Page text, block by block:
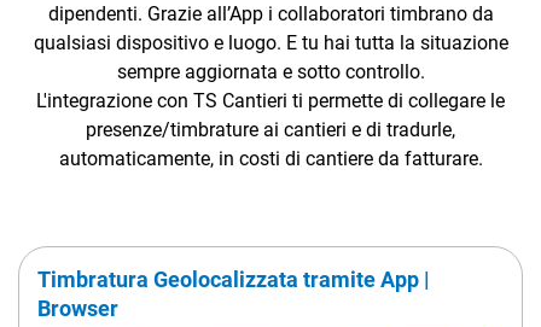
CRM
Ecommerce
Email Marketing
Fatturazione
HR
Trust Services
dipendenti. Grazie all’App i collaboratori timbrano da
qualsiasi dispositivo e luogo. E tu hai tutta la situazione
sempre aggiornata e sotto controllo.
L'integrazione con TS Cantieri ti permette di collegare le
presenze/timbrature ai cantieri e di tradurle,
automaticamente, in costi di cantiere da fatturare.
Timbratura Geolocalizzata tramite App |
Browser